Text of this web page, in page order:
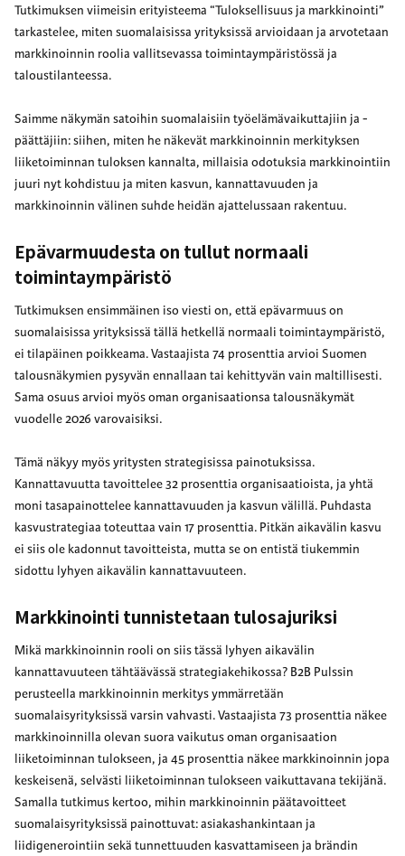
Tutkimuksen viimeisin erityisteema “Tuloksellisuus ja markkinointi”
tarkastelee, miten suomalaisissa yrityksissä arvioidaan ja arvotetaan
markkinoinnin roolia vallitsevassa toimintaympäristössä ja
taloustilanteessa.
Saimme näkymän satoihin suomalaisiin työelämävaikuttajiin ja -
päättäjiin: siihen, miten he näkevät markkinoinnin merkityksen
liiketoiminnan tuloksen kannalta, millaisia odotuksia markkinointiin
juuri nyt kohdistuu ja miten kasvun, kannattavuuden ja
markkinoinnin välinen suhde heidän ajattelussaan rakentuu.
Epävarmuudesta on tullut normaali
toimintaympäristö
Tutkimuksen ensimmäinen iso viesti on, että epävarmuus on
suomalaisissa yrityksissä tällä hetkellä normaali toimintaympäristö,
ei tilapäinen poikkeama. Vastaajista 74 prosenttia arvioi Suomen
talousnäkymien pysyvän ennallaan tai kehittyvän vain maltillisesti.
Sama osuus arvioi myös oman organisaationsa talousnäkymät
vuodelle 2026 varovaisiksi.
Tämä näkyy myös yritysten strategisissa painotuksissa.
Kannattavuutta tavoittelee 32 prosenttia organisaatioista, ja yhtä
moni tasapainottelee kannattavuuden ja kasvun välillä. Puhdasta
kasvustrategiaa toteuttaa vain 17 prosenttia. Pitkän aikavälin kasvu
ei siis ole kadonnut tavoitteista, mutta se on entistä tiukemmin
sidottu lyhyen aikavälin kannattavuuteen.
Markkinointi tunnistetaan tulosajuriksi
Mikä markkinoinnin rooli on siis tässä lyhyen aikavälin
kannattavuuteen tähtäävässä strategiakehikossa? B2B Pulssin
perusteella markkinoinnin merkitys ymmärretään
suomalaisyrityksissä varsin vahvasti. Vastaajista 73 prosenttia näkee
markkinoinnilla olevan suora vaikutus oman organisaation
liiketoiminnan tulokseen, ja 45 prosenttia näkee markkinoinnin jopa
keskeisenä, selvästi liiketoiminnan tulokseen vaikuttavana tekijänä.
Samalla tutkimus kertoo, mihin markkinoinnin päätavoitteet
suomalaisyrityksissä painottuvat: asiakashankintaan ja
liidigenerointiin sekä tunnettuuden kasvattamiseen ja brändin